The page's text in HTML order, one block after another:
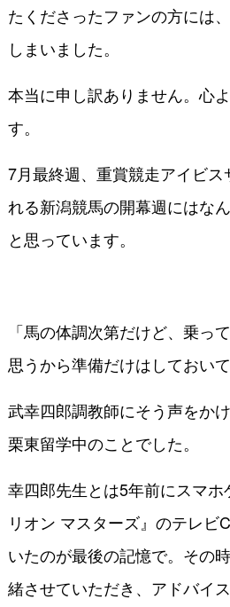
たくださったファンの方には
しまいました。
本当に申し訳ありません。心
す。
7月最終週、重賞競走アイビ
れる新潟競馬の開幕週にはな
と思っています。
「馬の体調次第だけど、乗っ
思うから準備だけはしておいて
武幸四郎調教師にそう声をか
栗東留学中のことでした。
幸四郎先生とは5年前にスマホ
リオン マスターズ』のテレビ
いたのが最後の記憶で。その
緒させていただき、アドバイ